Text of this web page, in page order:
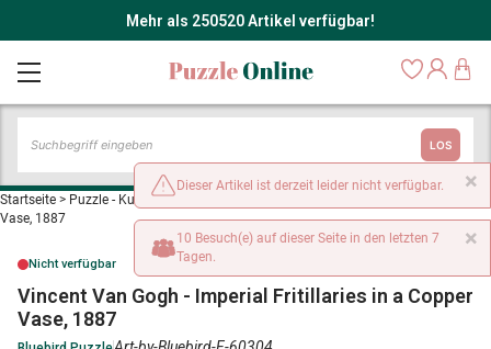
Mehr als 250520 Artikel verfügbar!
LOS
Startseite > Puzzle - Kunst >Vincent Van Gogh - Imperial Fritillaries in a Copper
Vase, 1887
Nicht verfügbar
Vincent Van Gogh - Imperial Fritillaries in a Copper
Vase, 1887
×
Dieser Artikel ist derzeit leider nicht verfügbar.
×
10 Besuch(e) auf dieser Seite in den letzten 7
Tagen.